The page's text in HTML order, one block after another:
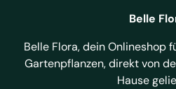
Belle
Belle Flora, dein Onlineshop
Gartenpflanzen, direkt von
Hause